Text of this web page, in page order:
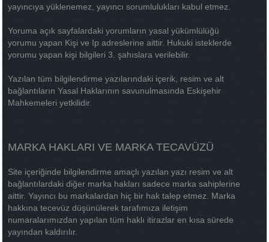
yayıncıya yüklenemez, yayıncı sorumlulukları kabul etmez.
Yoruma açık sayfalardaki yorumların yasal yükümlülüğü
yorumu yapan Kişi ve Ip adreslerine aittir. Hukuki isteklerde
yorumu yapan kişi bilgileri 3. şahıslara verilebilir.
Yazılan tüm bilgilendirme yazılarındaki içerik, resim ve alt
bağlantıların Yasal Haklarının savunulmasında Eskişehir
Mahkemeleri yetkilidir.
MARKA HAKLARI VE MARKA TECAVÜZÜ
Site içeriğinde bilgilendirme amaçlı yazılan yazı resim ve alt
bağlantılardaki diğer marka hakları sadece marka sahiplerine
aittir. Yayıncı bu markalardan hiç bir hak talep etmez. Marka
hakkına tecevüz düşünülerek tarafımıza iletişim
numaralarımızdan yapılan tüm haklı itirazlar en kısa sürede
yayından kaldırılır.